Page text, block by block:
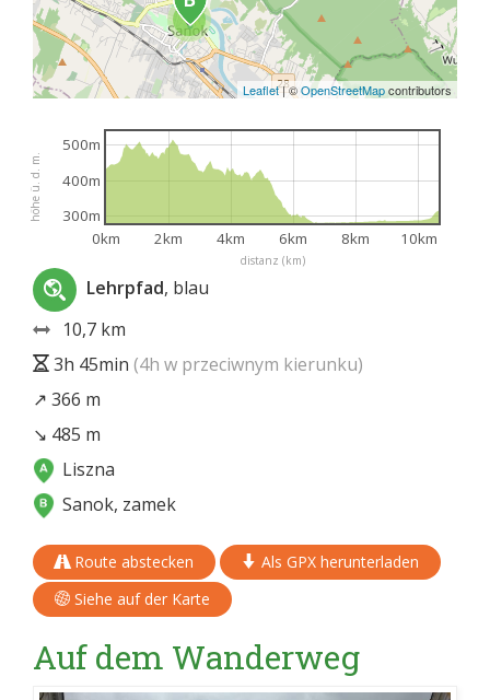
5
Leaflet|©OpenStreetMapcontributors
distanz (km)
höhe ü. d. m.
0km 2km 4km 6km 8km 10km
300m
400m
500m
Lehrpfad, blau
10,7 km
3h 45min (4h w przeciwnym kierunku)
↗ 366 m
↘ 485 m
Liszna
Sanok, zamek
Route abstecken
Als GPX herunterladen
Siehe auf der Karte
Auf dem Wanderweg